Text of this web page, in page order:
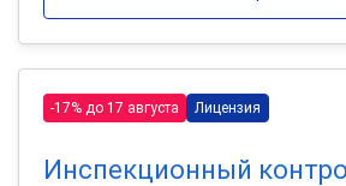
-17% до 17 августа Лицензия
Инспекционный